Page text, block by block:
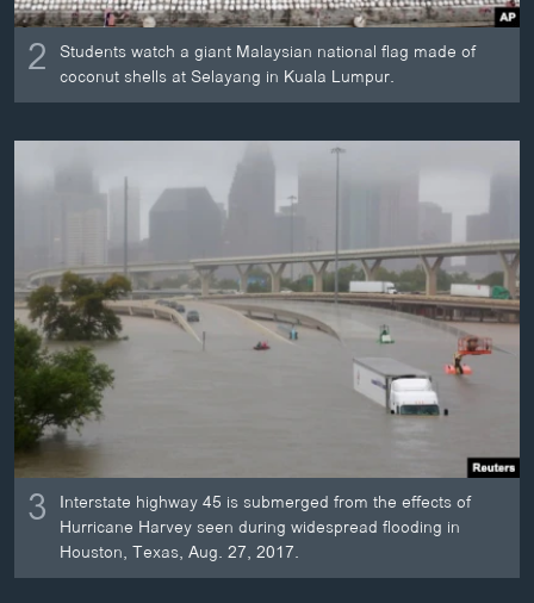
2 Students watch a giant Malaysian national flag made of
coconut shells at Selayang in Kuala Lumpur.
3 Interstate highway 45 is submerged from the effects of
Hurricane Harvey seen during widespread flooding in
Houston, Texas, Aug. 27, 2017.